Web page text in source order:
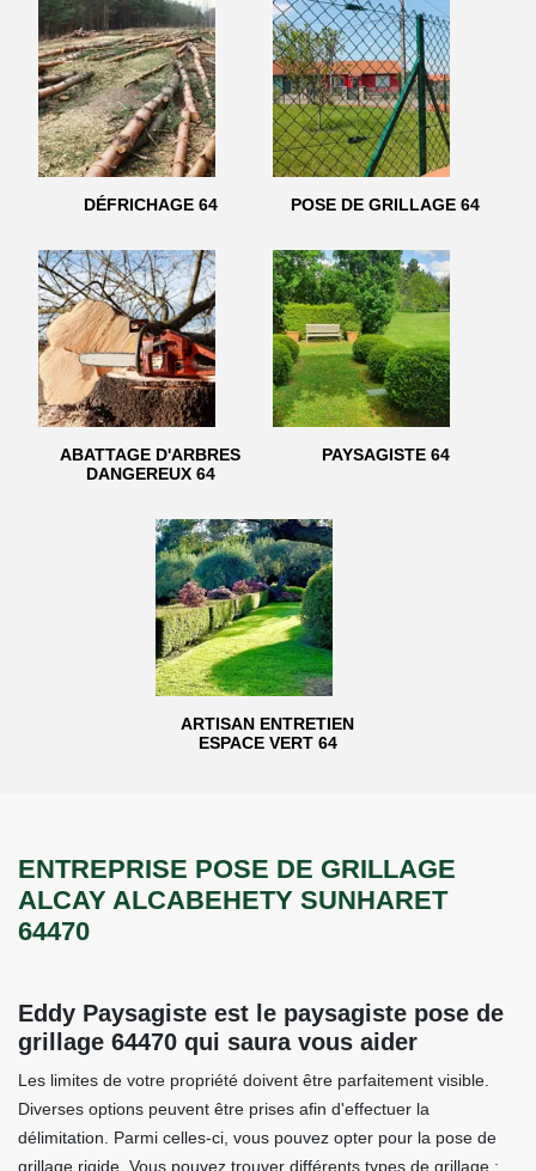
DÉFRICHAGE 64 POSE DE GRILLAGE 64
ABATTAGE D'ARBRES
DANGEREUX 64
PAYSAGISTE 64
ARTISAN ENTRETIEN
ESPACE VERT 64
ENTREPRISE POSE DE GRILLAGE
ALCAY ALCABEHETY SUNHARET
64470
Eddy Paysagiste est le paysagiste pose de
grillage 64470 qui saura vous aider
Les limites de votre propriété doivent être parfaitement visible.
Diverses options peuvent être prises afin d'effectuer la
délimitation. Parmi celles-ci, vous pouvez opter pour la pose de
grillage rigide. Vous pouvez trouver différents types de grillage :